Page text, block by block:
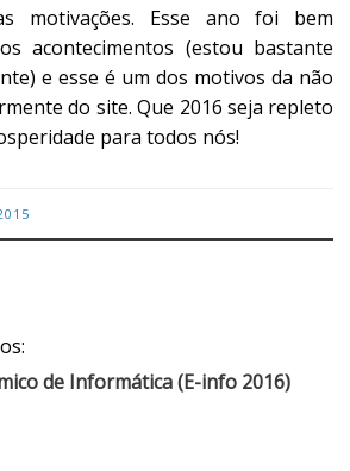
motivações. Esse ano foi bem
acontecimentos (estou bastante
e esse é um dos motivos da não
do site. Que 2016 seja repleto
para todos nós!
de Informática (E-info 2016)